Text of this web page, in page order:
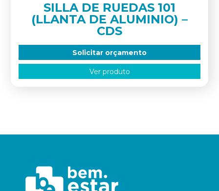
SILLA DE RUEDAS 101
(LLANTA DE ALUMINIO) –
CDS
Solicitar orçamento
Ver produto